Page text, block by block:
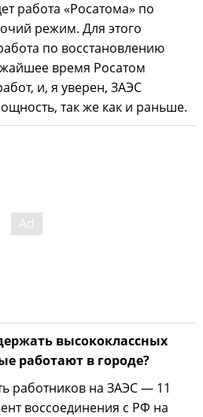
работа «Росатома» по
режим. Для этого
по восстановлению
время Росатом
и, я уверен, ЗАЭС
так же как и раньше.
высококлассных
работают в городе?
работников на ЗАЭС — 11
воссоединения с РФ на